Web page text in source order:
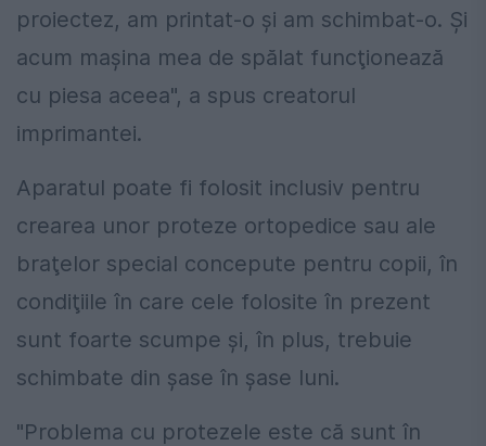
proiectez, am printat-o şi am schimbat-o. Şi
acum maşina mea de spălat funcţionează
cu piesa aceea", a spus creatorul
imprimantei.
Aparatul poate fi folosit inclusiv pentru
crearea unor proteze ortopedice sau ale
braţelor special concepute pentru copii, în
condiţiile în care cele folosite în prezent
sunt foarte scumpe şi, în plus, trebuie
schimbate din şase în şase luni.
"Problema cu protezele este că sunt în